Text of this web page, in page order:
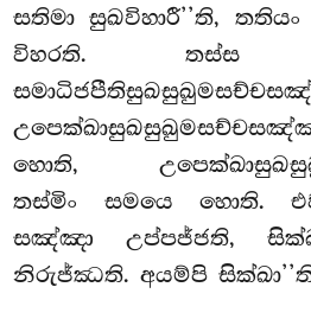
සතිමා සුඛවිහාරී’’ති,
විහරති. තස්ස
හොති,
තස්මිං සමයෙ හොති.
සඤ්ඤා උප්පජ්ජති,
නිරුජ්ඣති. අයම්පි